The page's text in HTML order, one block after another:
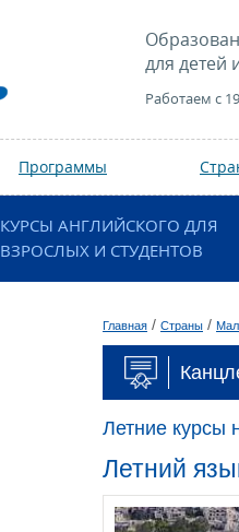
для детей
Работаем с
Программы
КУРСЫ АНГЛИЙСКОГО ДЛЯ
ВЗРОСЛЫХ И СТУДЕНТОВ
Главная / Страны /
Летние курсы
Летний